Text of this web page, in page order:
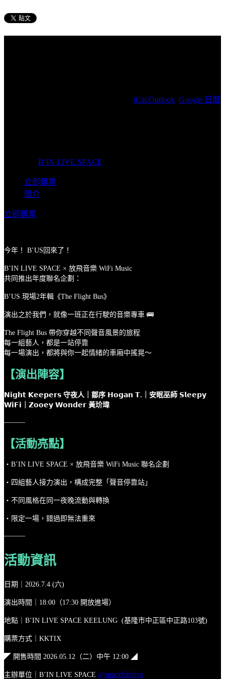
iCal/Outlook Google 日曆
B’IN LIVE SPACE
立即購票
簡介
立即購票
今年！ B’US回來了！
B’IN LIVE SPACE × 放飛音樂 WiFi Music
共同推出年度聯名企劃：
B’US 現場2年輯《The Flight Bus》
演出之於我們，就像一班正在行駛的音樂專車 🚌
The Flight Bus 帶你穿越不同聲音風景的旅程
每一組藝人，都是一站停靠
每一場演出，都將與你一起情緒的車廂中搖晃～
【演出陣容】
𝗡𝗶𝗴𝗵𝘁 𝗞𝗲𝗲𝗽𝗲𝗿𝘀 守夜人｜鄒序 𝗛𝗼𝗴𝗮𝗻 𝗧.｜安眠巫師 𝗦𝗹𝗲𝗲𝗽𝘆
𝗪𝗶𝗙𝗶｜𝗭𝗼𝗼𝗲𝘆 𝗪𝗼𝗻𝗱𝗲𝗿 黃玠瑋
———
【活動亮點】
・B’IN LIVE SPACE × 放飛音樂 WiFi Music 聯名企劃
・四組藝人接力演出，構成完整「聲音停靠站」
・不同風格在同一夜晚流動與轉換
・限定一場，錯過即無法重來
———
活動資訊
日期｜2026.7.4 (六)
演出時間｜18:00（17:30 開放進場）
地點｜B’IN LIVE SPACE KEELUNG (基隆市中正區中正路103號)
購票方式｜KKTIX
◤ 開售時間 2026.05.12（二）中午 12:00 ◢
主辦單位｜B’IN LIVE SPACE @spacebinlive